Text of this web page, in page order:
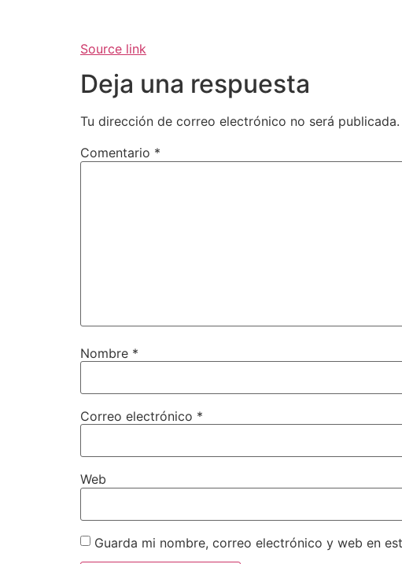
Source link
Deja una respuesta
Tu dirección de correo electrónico no será publicada.
Comentario *
Nombre *
Correo electrónico *
Web
Guarda mi nombre, correo electrónico y web en